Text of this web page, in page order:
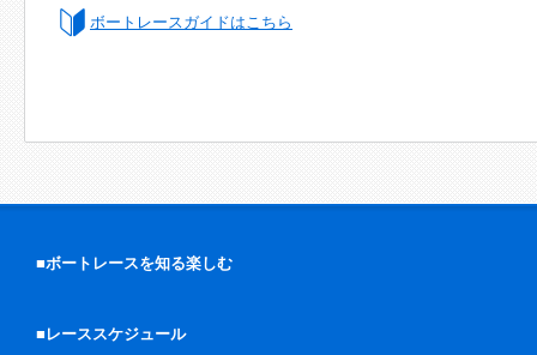
ボートレースガイドはこちら
■ボートレースを知る楽しむ
■レーススケジュール